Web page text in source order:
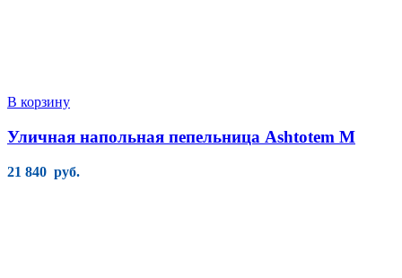
В корзину
Уличная напольная пепельница Ashtotem M
21 840 руб.